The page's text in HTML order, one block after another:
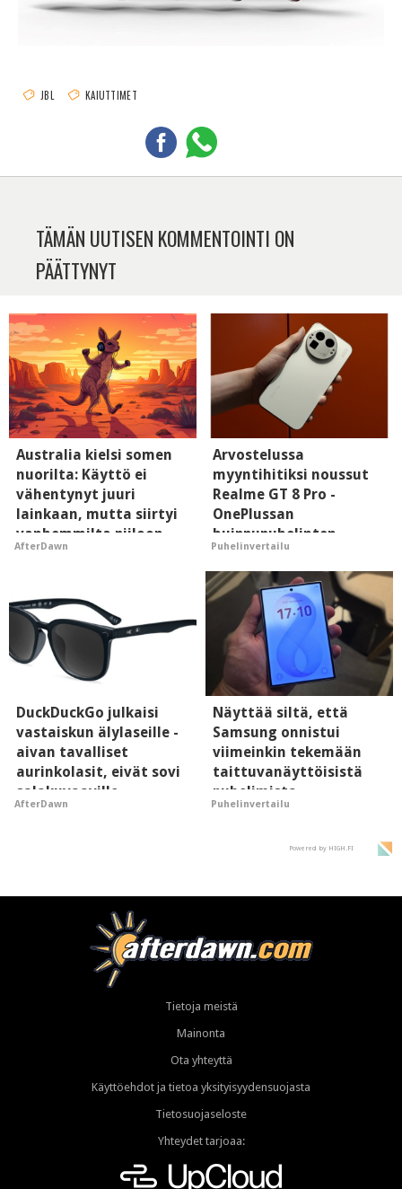
JBL KAIUTTIMET
TÄMÄN UUTISEN KOMMENTOINTI ON
PÄÄTTYNYT
Australia kielsi somen
nuorilta: Käyttö ei
vähentynyt juuri
lainkaan, mutta siirtyi
vanhemmilta piiloon
AfterDawn
Arvostelussa
myyntihitiksi noussut
Realme GT 8 Pro -
OnePlussan
huippupuhelinten
"perillinen"
Puhelinvertailu
DuckDuckGo julkaisi
vastaiskun älylaseille -
aivan tavalliset
aurinkolasit, eivät sovi
salakuvaaville
hyypiöille
AfterDawn
Näyttää siltä, että
Samsung onnistui
viimeinkin tekemään
taittuvanäyttöisistä
puhelimista
supersuosittuja
Puhelinvertailu
Powered by HIGH.FI
Tietoja meistä
Mainonta
Ota yhteyttä
Käyttöehdot ja tietoa yksityisyydensuojasta
Tietosuojaseloste
Yhteydet tarjoaa: